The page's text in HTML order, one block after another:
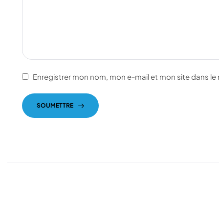
Enregistrer mon nom, mon e-mail et mon site dans
SOUMETTRE